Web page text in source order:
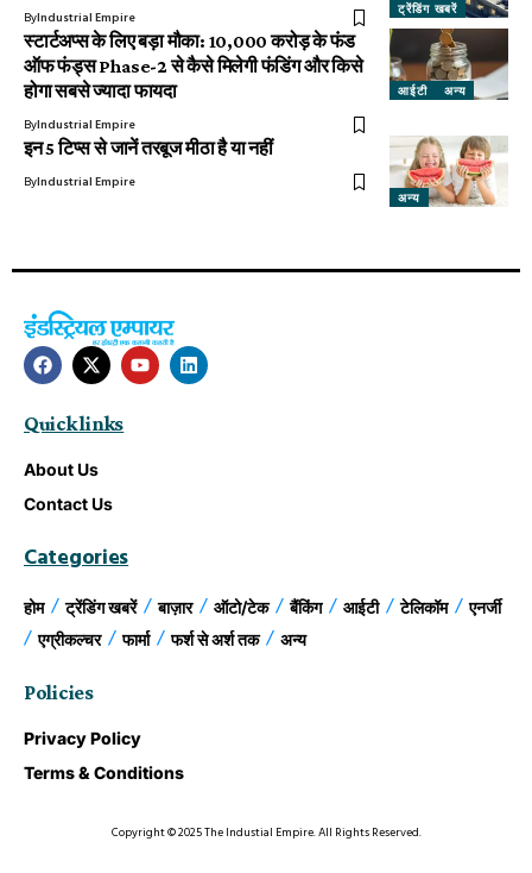
ट्रेंडिंग खबरें
ByIndustrial Empire
आईटी अन्य
स्टार्टअप्स के लिए बड़ा मौका: ₹10,000 करोड़ के फंड
ऑफ फंड्स Phase-2 से कैसे मिलेगी फंडिंग और किसे
होगा सबसे ज्यादा फायदा
ByIndustrial Empire
अन्य
इन 5 टिप्स से जानें तरबूज मीठा है या नहीं
ByIndustrial Empire
Quick links
About Us
Contact Us
Categories
होम ट्रेंडिंग खबरें बाज़ार ऑटो/टेक बैंकिंग आईटी टेलिकॉम
एनर्जी
एग्रीकल्चर
फार्मा फर्श से अर्श तक अन्य
Policies
Privacy Policy
Terms & Conditions
Copyright © 2025 The Industial Empire. All Rights Reserved.